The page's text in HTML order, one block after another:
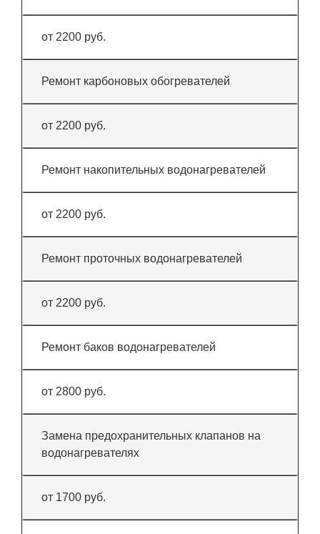
от 2200 руб.
Ремонт карбоновых обогревателей
от 2200 руб.
Ремонт накопительных водонагревателей
от 2200 руб.
Ремонт проточных водонагревателей
от 2200 руб.
Ремонт баков водонагревателей
от 2800 руб.
Замена предохранительных клапанов на
водонагревателях
от 1700 руб.